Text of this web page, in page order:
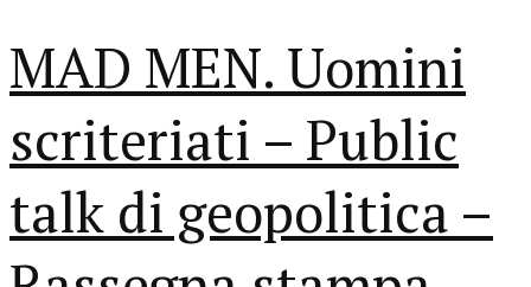
MAD MEN. Uomini
scriteriati – Public
talk di geopolitica –